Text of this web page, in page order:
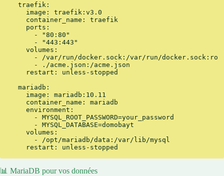
  traefik:
    image: traefik:v3.0
    container_name: traefik
    ports:
      - "80:80"
      - "443:443"
    volumes:
      - /var/run/docker.sock:/var/run/docker.sock:ro
      - ./acme.json:/acme.json
    restart: unless-stopped
  mariadb:
    image: mariadb:10.11
    container_name: mariadb
    environment:
      - MYSQL_ROOT_PASSWORD=your_password
      - MYSQL_DATABASE=domobayt
    volumes:
      - /opt/mariadb/data:/var/lib/mysql
    restart: unless-stopped
📊 MariaDB pour vos données